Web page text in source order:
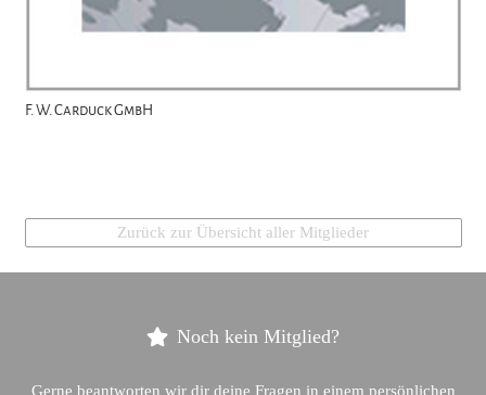
F. W. Carduck GmbH
Zurück zur Übersicht aller Mitglieder
Noch kein Mitglied?
Gerne beantworten wir dir deine Fragen in einem persönlichen